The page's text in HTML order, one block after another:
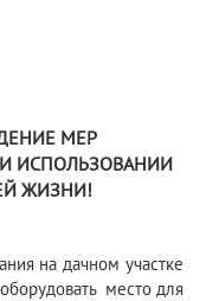
МЕР
ИСПОЛЬЗОВАНИИ
ЖИЗНИ!
на дачном участке
место для